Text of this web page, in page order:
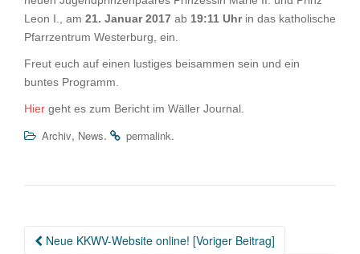
Leon I., am 21. Januar 2017 ab 19:11 Uhrin das katholische
Pfarrzentrum Westerburg, ein.
Freut euch auf einen lustiges beisammen sein und ein
buntes Programm.
Hier geht es zum Bericht im Wäller Journal.
Archiv, News. permalink.
Beitragsnavigation
Neue KKWV-Website online! [Voriger Beitrag]